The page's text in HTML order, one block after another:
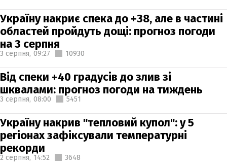
Україну накриє спека до +38, але в частині
областей пройдуть дощі: прогноз погоди
на 3 серпня
3 серпня, 09:27 10930
Від спеки +40 градусів до злив зі
шквалами: прогноз погоди на тиждень
3 серпня, 08:00 5451
Україну накрив "тепловий купол": у 5
регіонах зафіксували температурні
рекорди
2 серпня, 14:52 3648